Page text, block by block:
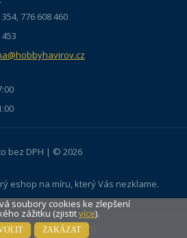
776 608 460
bez DPH | © 2026
eshop na míru, který Vás nezklame.
mobilní zobrazení
soubory cookies ke zlepšení
zážitku (zjistitvíce).
ZAKÁZAT